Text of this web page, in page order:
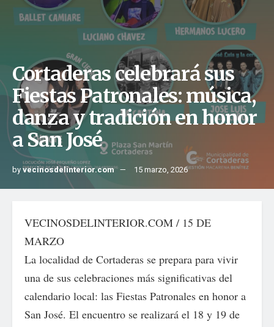
Cortaderas celebrará sus
Fiestas Patronales: música,
danza y tradición en honor
a San José
byvecinosdelinterior.com 15 marzo, 2026
VECINOSDELINTERIOR.COM / 15 DE
MARZO
La localidad de Cortaderas se prepara para vivir
una de sus celebraciones más significativas del
calendario local: las Fiestas Patronales en honor a
San José. El encuentro se realizará el 18 y 19 de